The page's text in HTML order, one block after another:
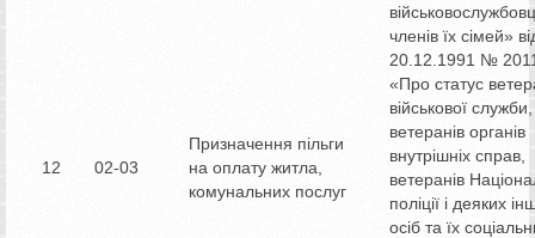
12 02-03
Призначення пільги
на оплату житла,
комунальних послуг
членів їх сімей»
20.12.1991 №
«Про статус
військової служби,
ветеранів органів
внутрішніх справ,
ветеранів
поліції і деяких
осіб та їх